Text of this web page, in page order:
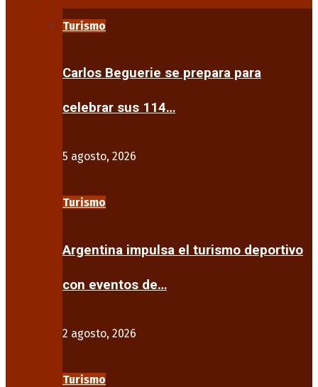
Turismo
Carlos Beguerie se prepara para
celebrar sus 114…
5 agosto, 2026
Turismo
Argentina impulsa el turismo deportivo
con eventos de…
2 agosto, 2026
Turismo